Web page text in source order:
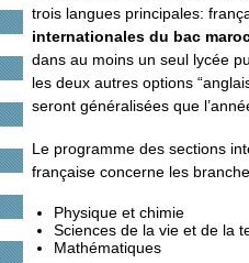
trois langues principales:
internationales du bac
dans au moins un seul lycée
les deux autres options
seront généralisées que
Le programme des sections
française concerne les
Physique et chimie
Sciences de la vie et de la
Mathématiques